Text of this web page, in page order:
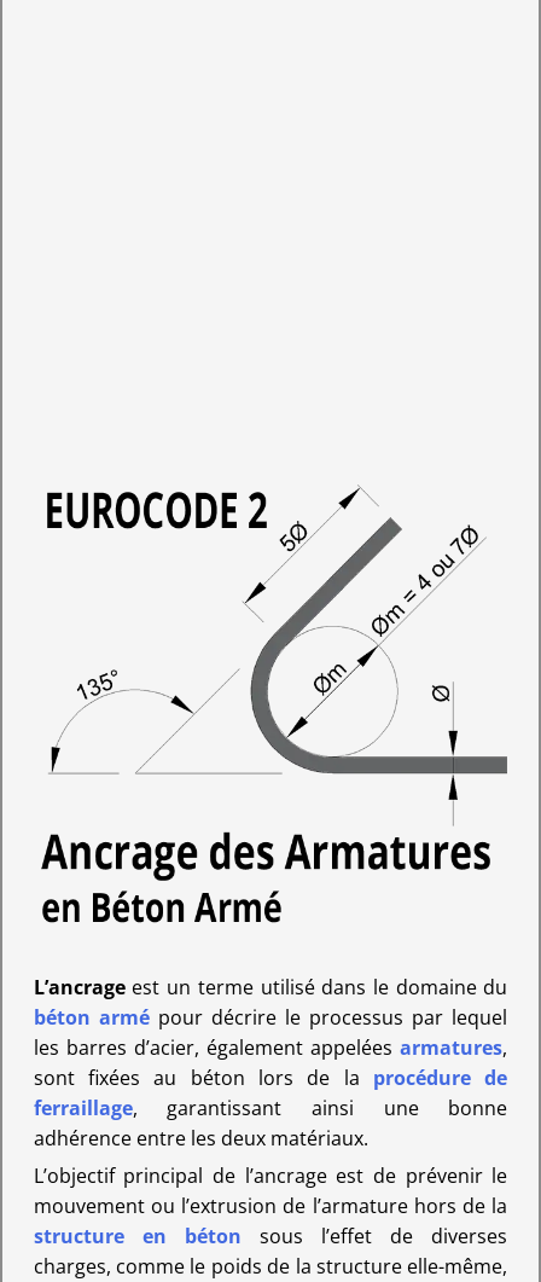
L’ancrageest un terme utilisé dans le domaine du
béton armépour décrire le processus par lequel
les barres d’acier, également appeléesarmatures,
sont fixées au béton lors de la procédure de
ferraillage, garantissant ainsi une bonne
adhérence entre les deux matériaux.
L’objectif principal de l’ancrage est de prévenir le
mouvement ou l’extrusion de l’armature hors de la
structure en béton sous l’effet de diverses
charges, comme le poids de la structure elle-même,